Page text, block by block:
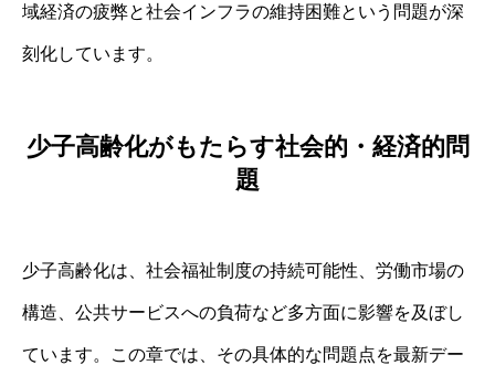
域経済の疲弊と社会インフラの維持困難という問題が深
刻化しています。
少子高齢化がもたらす社会的・経済的問
題
少子高齢化は、社会福祉制度の持続可能性、労働市場の
構造、公共サービスへの負荷など多方面に影響を及ぼし
ています。この章では、その具体的な問題点を最新デー